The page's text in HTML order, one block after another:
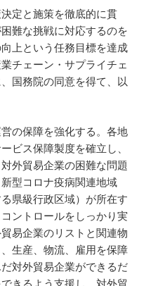
定と施策を徹底的に貫
難な挑戦に対応するのを
上という任務目標を達成
チェーン・サプライチェ
国務院の同意を得て、以
の保障を強化する。各地
ビス保障製度を確立し、
外貿易企業の困難な問題
型コロナ疫病関連地域
県級行政区域）が所在す
ントロールをしっかり実
易企業のリストと関連物
生産、物流、雇用を保障
対外貿易企業ができるだ
きるよう支援し、対外貿